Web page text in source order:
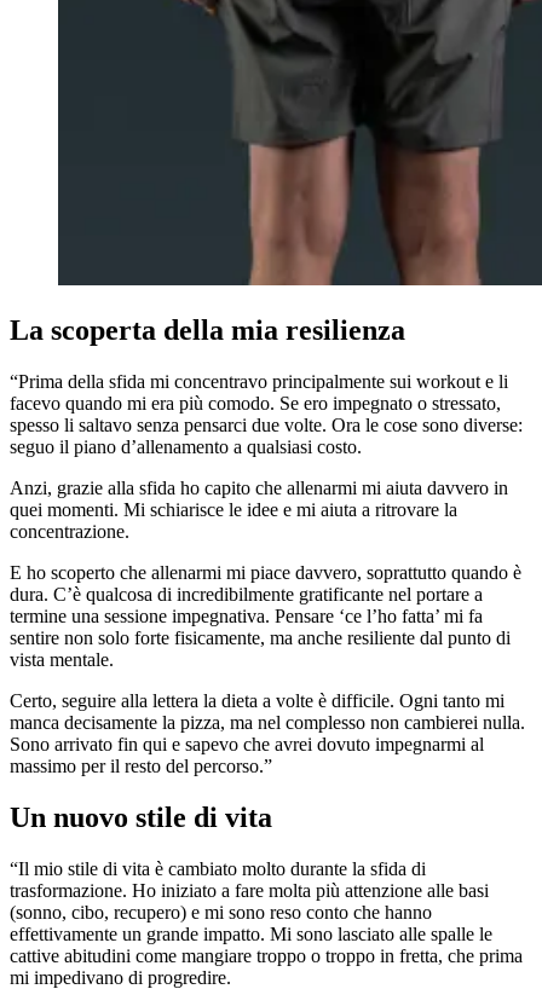
La scoperta della mia resilienza
“Prima della sfida mi concentravo principalmente sui workout e li
facevo quando mi era più comodo. Se ero impegnato o stressato,
spesso li saltavo senza pensarci due volte. Ora le cose sono diverse:
seguo il piano d’allenamento a qualsiasi costo.
Anzi, grazie alla sfida ho capito che allenarmi mi aiuta davvero in
quei momenti. Mi schiarisce le idee e mi aiuta a ritrovare la
concentrazione.
E ho scoperto che allenarmi mi piace davvero, soprattutto quando è
dura. C’è qualcosa di incredibilmente gratificante nel portare a
termine una sessione impegnativa. Pensare ‘ce l’ho fatta’ mi fa
sentire non solo forte fisicamente, ma anche resiliente dal punto di
vista mentale.
Certo, seguire alla lettera la dieta a volte è difficile. Ogni tanto mi
manca decisamente la pizza, ma nel complesso non cambierei nulla.
Sono arrivato fin qui e sapevo che avrei dovuto impegnarmi al
massimo per il resto del percorso.”
Un nuovo stile di vita
“Il mio stile di vita è cambiato molto durante la sfida di
trasformazione. Ho iniziato a fare molta più attenzione alle basi
(sonno, cibo, recupero) e mi sono reso conto che hanno
effettivamente un grande impatto. Mi sono lasciato alle spalle le
cattive abitudini come mangiare troppo o troppo in fretta, che prima
mi impedivano di progredire.